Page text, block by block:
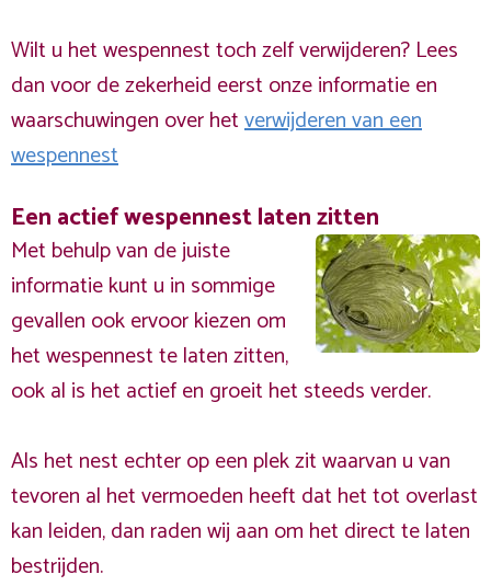
Wilt u het wespennest toch zelf verwijderen? Lees
dan voor de zekerheid eerst onze informatie en
waarschuwingen over hetverwijderen van een
wespennest
Een actief wespennest laten zitten
Met behulp van de juiste
informatie kunt u in sommige
gevallen ook ervoor kiezen om
het wespennest te laten zitten,
ook al is het actief en groeit het steeds verder.
Als het nest echter op een plek zit waarvan u van
tevoren al het vermoeden heeft dat het tot overlast
kan leiden, dan raden wij aan om het direct te laten
bestrijden.